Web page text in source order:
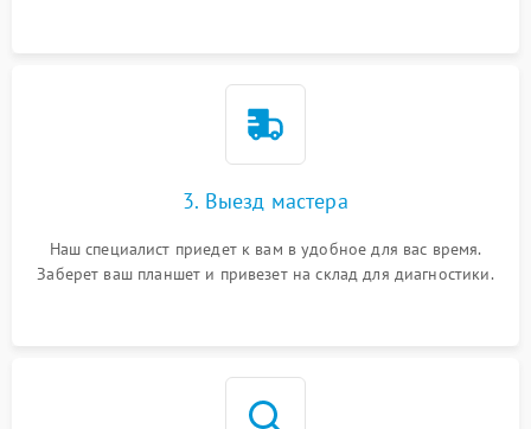
3. Выезд мастера
Наш специалист приедет к вам в удобное для вас время.
Заберет ваш планшет и привезет на склад для диагностики.